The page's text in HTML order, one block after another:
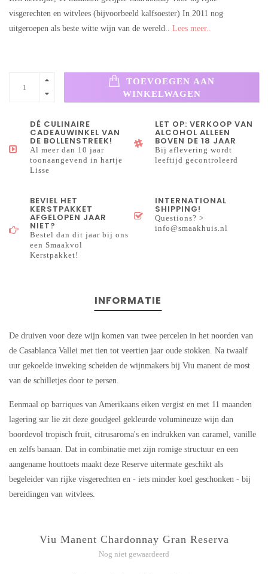
visgerechten en witvlees (bijvoorbeeld kalfsoester) In 2011 nog
uitgeroepen als beste witte wijn van de wereld.. Lees meer..
TOEVOEGEN AAN
WINKELWAGEN
DÉ CULINAIRE
CADEAUWINKEL VAN
DE BOLLENSTREEK!
Al meer dan 10 jaar
toonaangevend in hartje
Lisse
LET OP: VERKOOP VAN
ALCOHOL ALLEEN
BOVEN DE 18 JAAR
Bij aflevering wordt
leeftijd gecontroleerd
BEVIEL HET
KERSTPAKKET
AFGELOPEN JAAR
NIET?
Bestel dan dit jaar bij ons
een Smaakvol
Kerstpakket!
INTERNATIONAL
SHIPPING!
Questions? >
info@smaakhuis.nl
INFORMATIE
De druiven voor deze wijn komen van twee percelen in het noorden van
de Casablanca Vallei met tien tot veertien jaar oude stokken. Na twaalf
uur gekoelde inweking scheiden de wijnmakers bij Viu manent de most
van de schilletjes door te persen.
Eenmaal op barriques van Amerikaans eiken vergist en met 11 maanden
lagering sur lie zit deze goudgeel gekleurde volumineuze wijn dan
boordevol tropisch fruit, citrusaroma's en indrukken van caramel, vanille
en zelfs banaan. Dat in combinatie met zijn romige structuur en een
aangename houttoets maakt deze Reserve uitermate geschikt als
begeleider van rijke visgerechten en - iets minder koel geschonken - bij
bereidingen van witvlees.
Viu Manent Chardonnay Gran Reserva
Nog niet gewaardeerd